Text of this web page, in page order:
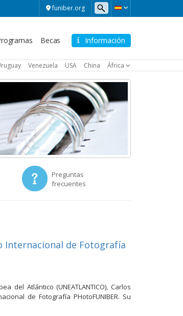
funiber.org
Información
Becas
Venezuela USA China África
Preguntas
frecuentes
Internacional de Fotografía
del Atlántico (UNEATLANTICO), Carlos
de Fotografía PHotoFUNIBER. Su